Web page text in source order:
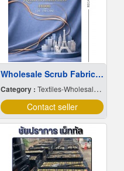
Wholesale Scrub Fabric for Garment Factories
Category : Textiles-Wholesale & Manufacturers
Contact seller